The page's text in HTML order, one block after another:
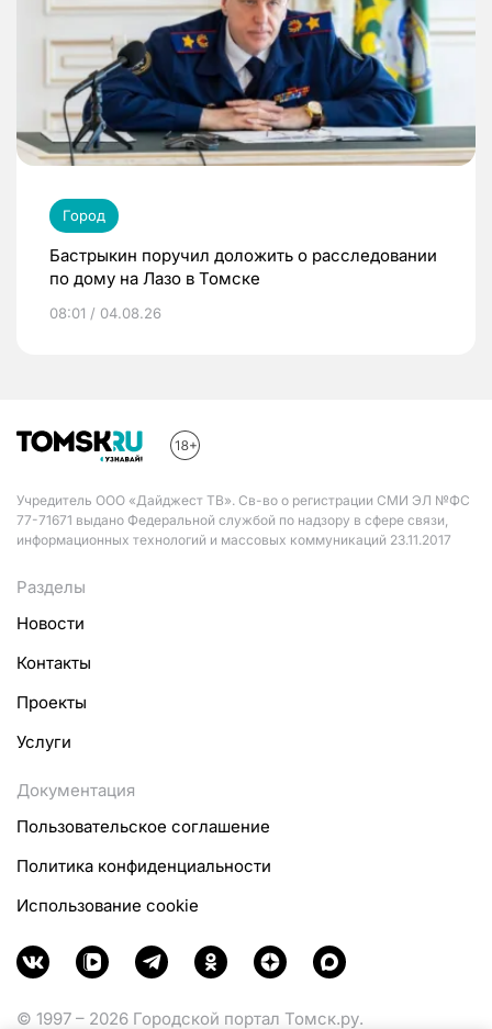
Город
Бастрыкин поручил доложить о расследовании
по дому на Лазо в Томске
08:01 / 04.08.26
Учредитель ООО «Дайджест ТВ». Св-во о регистрации СМИ ЭЛ №ФС
77-71671 выдано Федеральной службой по надзору в сфере связи,
информационных технологий и массовых коммуникаций 23.11.2017
Разделы
Новости
Контакты
Проекты
Услуги
Документация
Пользовательское соглашение
Политика конфиденциальности
Использование cookie
© 1997 – 2026 Городской портал Томск.ру.